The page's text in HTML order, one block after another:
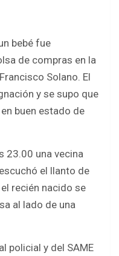
bebé fue
de compras en la
Solano. El
y se supo que
buen estado de
23.00 una vecina
el llanto de
el recién nacido se
al lado de una
policial y del SAME